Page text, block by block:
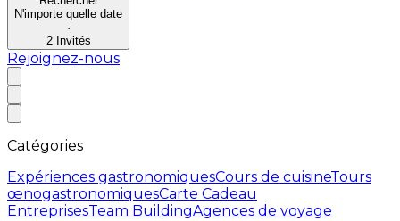
N'importe quelle date
·
2 Invités
Rejoignez-nous
Catégories
Expériences gastronomiquesCours de cuisineTours
œnogastronomiquesCarte Cadeau
EntreprisesTeam BuildingAgences de voyage